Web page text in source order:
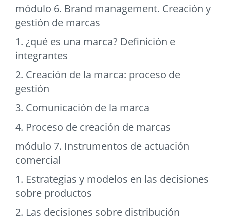
módulo 6. Brand management. Creación y
gestión de marcas
1. ¿qué es una marca? Definición e
integrantes
2. Creación de la marca: proceso de
gestión
3. Comunicación de la marca
4. Proceso de creación de marcas
módulo 7. Instrumentos de actuación
comercial
1. Estrategias y modelos en las decisiones
sobre productos
2. Las decisiones sobre distribución